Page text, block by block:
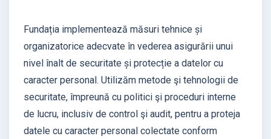
Fundația implementează măsuri tehnice și
organizatorice adecvate în vederea asigurării unui
nivel înalt de securitate și protecție a datelor cu
caracter personal. Utilizăm metode şi tehnologii de
securitate, împreună cu politici şi proceduri interne
de lucru, inclusiv de control şi audit, pentru a proteja
datele cu caracter personal colectate conform